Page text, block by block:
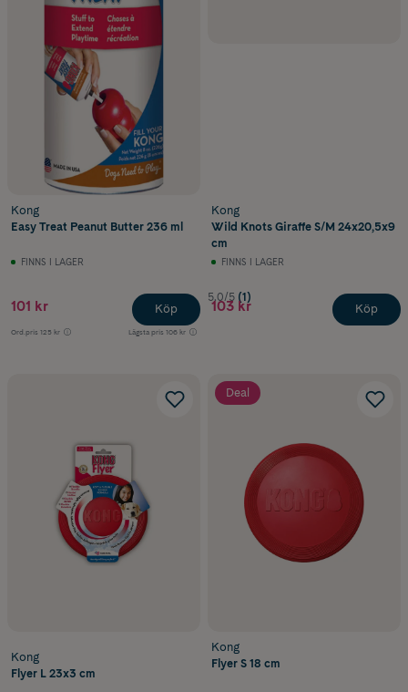
Kong
Easy Treat Peanut Butter 236 ml
FINNS I LAGER
101 kr
Ord.pris 125 kr Lägsta pris 106 kr
Köp
Kong
Wild Knots Giraffe S/M 24x20,5x9
cm
FINNS I LAGER
5.0/5 (1)
103 kr Köp
Kong
Flyer L 23x3 cm
Deal
Kong
Flyer S 18 cm